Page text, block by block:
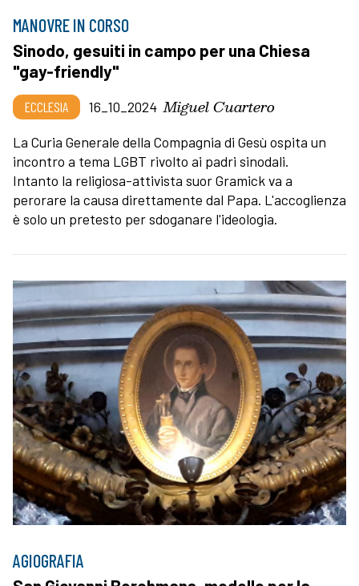
MANOVRE IN CORSO
Sinodo, gesuiti in campo per una Chiesa
"gay-friendly"
ECCLESIA 16_10_2024 Miguel Cuartero
La Curia Generale della Compagnia di Gesù ospita un
incontro a tema LGBT rivolto ai padri sinodali.
Intanto la religiosa-attivista suor Gramick va a
perorare la causa direttamente dal Papa. L'accoglienza
è solo un pretesto per sdoganare l'ideologia.
AGIOGRAFIA